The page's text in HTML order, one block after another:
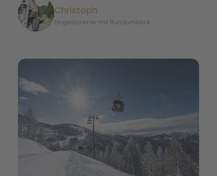
Christoph
Eingeborener mit Rundumblick